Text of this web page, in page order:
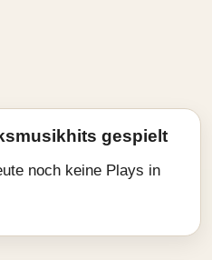
gespielt
noch keine Plays in